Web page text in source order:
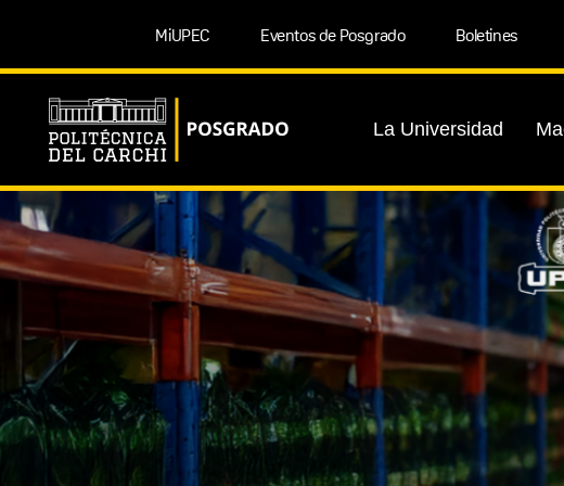
MiUPEC Eventos de Posgrado Boletines
La Universidad